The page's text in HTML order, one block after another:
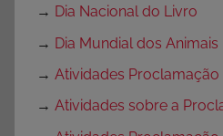
→ Dia Nacional do Livro
→ Dia Mundial dos Animais
→ Atividades Proclamação
→ Atividades sobre a